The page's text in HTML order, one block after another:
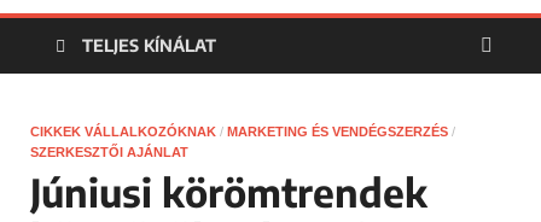
TELJES KÍNÁLAT
CIKKEK VÁLLALKOZÓKNAK / MARKETING ÉS VENDÉGSZERZÉS /
SZERKESZTŐI AJÁNLAT
Júniusi körömtrendek